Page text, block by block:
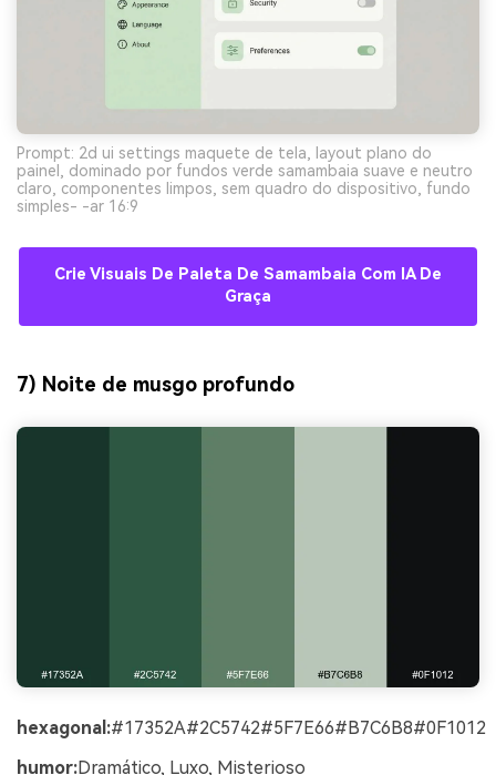
Prompt: 2d ui settings maquete de tela, layout plano do
painel, dominado por fundos verde samambaia suave e neutro
claro, componentes limpos, sem quadro do dispositivo, fundo
simples- -ar 16:9
Crie Visuais De Paleta De Samambaia Com IA De
Graça
7) Noite de musgo profundo
hexagonal:#17352A#2C5742#5F7E66#B7C6B8#0F1012
humor:Dramático, Luxo, Misterioso